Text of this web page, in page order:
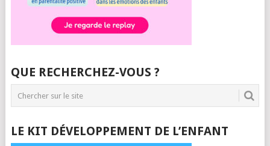
QUE RECHERCHEZ-VOUS ?
LE KIT DÉVELOPPEMENT DE L’ENFANT